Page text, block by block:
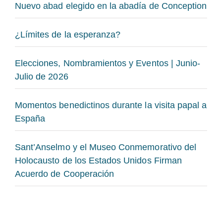
Nuevo abad elegido en la abadía de Conception
¿Límites de la esperanza?
Elecciones, Nombramientos y Eventos | Junio-
Julio de 2026
Momentos benedictinos durante la visita papal a
España
Sant’Anselmo y el Museo Conmemorativo del
Holocausto de los Estados Unidos Firman
Acuerdo de Cooperación